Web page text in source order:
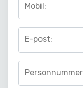
Mobil:
E-post: